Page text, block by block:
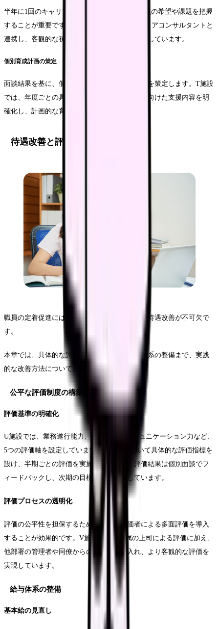
半年に1回のキャリア面談を実施し、個々の職員の希望や課題を把握
することが重要です。S施設では、外部のキャリアコンサルタントと
連携し、客観的な視点からのアドバイスを提供しています。
個別育成計画の策定
面談結果を基に、個々の職員に適した育成計画を策定します。T施設
では、年度ごとの具体的な目標設定と、それに向けた支援内容を明
確化し、計画的な育成を進めています。
待遇改善と評価制度の確立
職員の定着促進には、公平な評価制度と適切な待遇改善が不可欠で
す。
本章では、具体的な評価基準の設定から給与体系の整備まで、実践
的な改善方法についてご説明します。
公平な評価制度の構築
評価基準の明確化
U施設では、業務遂行能力、専門知識、コミュニケーション力など、
5つの評価軸を設定しています。各項目について具体的な評価指標を
設け、半期ごとの評価を実施しています。評価結果は個別面談でフ
ィードバックし、次期の目標設定に活用しています。
評価プロセスの透明化
評価の公平性を担保するため、複数の評価者による多面評価を導入
することが効果的です。V施設では、直属の上司による評価に加え、
他部署の管理者や同僚からの評価も取り入れ、より客観的な評価を
実現しています。
給与体系の整備
基本給の見直し